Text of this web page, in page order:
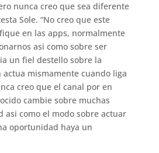
nunca creo que sea diferente
Sole. “No creo que este
en las apps, normalmente
asi­ como sobre ser
un fiel destello sobre la
actua mismamente cuando liga
creo que el canal por en
cambie sobre muchas
asi­ como el modo sobre actuar
oportunidad haya un